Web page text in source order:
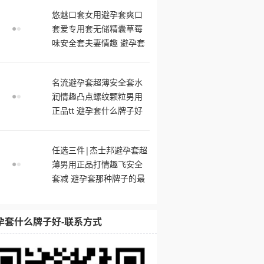
悠魅口套女用避孕套爽口
套爱专用套无储精囊草莓
味安全套夫妻情趣 避孕套
名流避孕套超薄安全套水
润情趣凸点螺纹颗粒男用
正品tt 避孕套什么牌子好
任选三件|杰士邦避孕套超
薄男用正品打情趣飞安全
套减 避孕套那种牌子的最
套什么牌子好-联系方式